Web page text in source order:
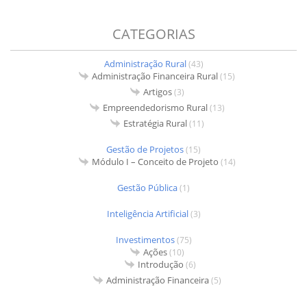
CATEGORIAS
Administração Rural(43)
Administração Financeira Rural(15)
Artigos(3)
Empreendedorismo Rural(13)
Estratégia Rural(11)
Gestão de Projetos(15)
Módulo I – Conceito de Projeto (14)
Gestão Pública(1)
Inteligência Artificial(3)
Investimentos(75)
Ações(10)
Introdução (6)
Administração Financeira(5)